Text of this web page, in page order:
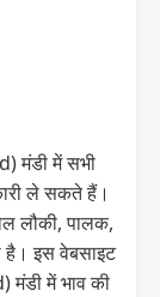
मंडी में सभी
ले सकते हैं।
लौकी, पालक,
है। इस वेबसाइट
में भाव की